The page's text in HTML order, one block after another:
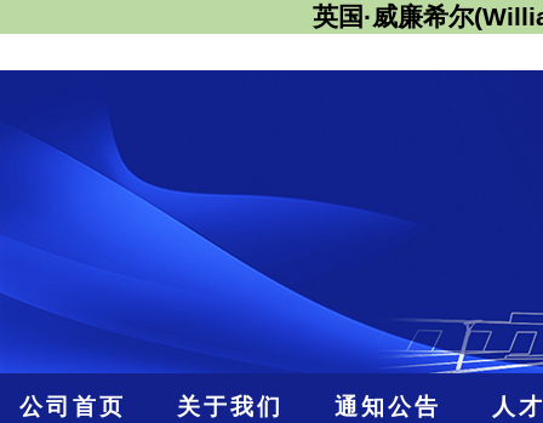
英国·威廉希尔
公司首页 关于我们 通知公告 人